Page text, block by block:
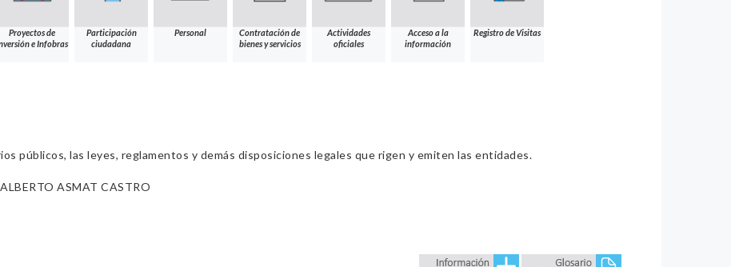
Proyectos de
e Infobras
Participación
ciudadana
Personal
Contratación de
bienes y servicios
Actividades
oficiales
Acceso a la
información
Registro de Visitas
públicos, las leyes, reglamentos y demás disposiciones legales que rigen y emiten las entidades.
ALBERTO ASMAT CASTRO